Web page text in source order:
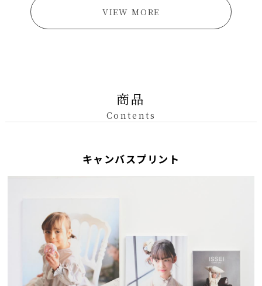
VIEW MORE
商品
Contents
キャンバスプリント